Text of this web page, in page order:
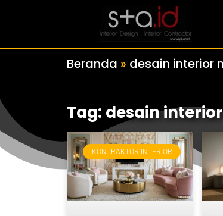
Beranda » desain interior
Tag: desain
KONTRAKTOR INTERIOR